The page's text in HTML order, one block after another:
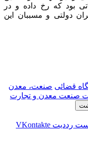
بود که رخ داده و در
دولتی و مسببان این
قضائی صنعت، معدن
صنعت معدن و تجارت
‫رددیت ‫VKontakte